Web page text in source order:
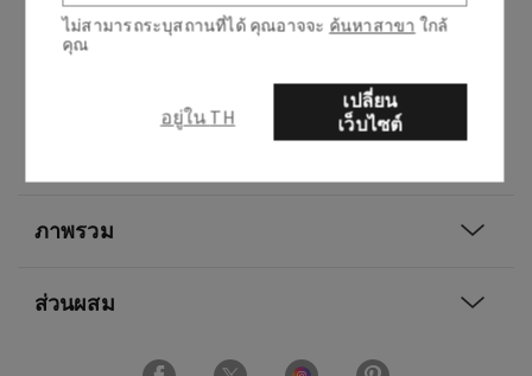
กลิ่น
กลิ่นหอมอย่างไร: วันพักผ่อนในสปาพร้อมกับ
สมุนไพรสดที่คุณชื่นชอบ
ภาพรวม
ส่วนผสม
ไม่สามารถระบุสถานที่ได้ คุณอาจจะ ค้นหาสาขา ใกล้
คุณ
อยู่ใน TH
เปลี่ยน
เว็บไซต์